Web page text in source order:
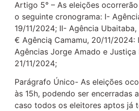
Artigo 5° – As eleições
o seguinte cronograma: I-
19/11/2024; II- Agência
€ Agêncią Camamu, 20/11/2024:
Agências Jorge Amado e Justiça
21/11/2024;
Parágrafo Único- As eleições
às 15h, podendo ser encerradas
caso todos os eleitores aptos já